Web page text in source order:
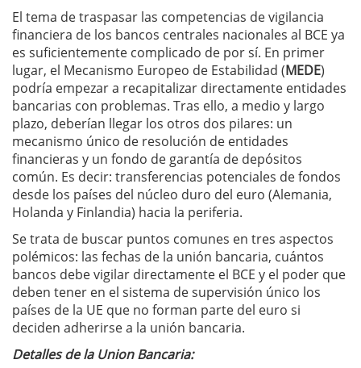
El tema de traspasar las competencias de vigilancia
financiera de los bancos centrales nacionales al BCE ya
es suficientemente complicado de por sí. En primer
lugar, el Mecanismo Europeo de Estabilidad (MEDE)
podría empezar a recapitalizar directamente entidades
bancarias con problemas. Tras ello, a medio y largo
plazo, deberían llegar los otros dos pilares: un
mecanismo único de resolución de entidades
financieras y un fondo de garantía de depósitos
común. Es decir: transferencias potenciales de fondos
desde los países del núcleo duro del euro (Alemania,
Holanda y Finlandia) hacia la periferia.
Se trata de buscar puntos comunes en tres aspectos
polémicos: las fechas de la unión bancaria, cuántos
bancos debe vigilar directamente el BCE y el poder que
deben tener en el sistema de supervisión único los
países de la UE que no forman parte del euro si
deciden adherirse a la unión bancaria.
Detalles de la Union Bancaria: